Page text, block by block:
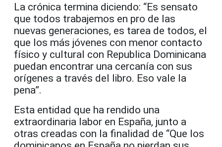
La crónica termina diciendo: “Es sensato
que todos trabajemos en pro de las
nuevas generaciones, es tarea de todos, el
que los más jóvenes con menor contacto
físico y cultural con Republica Dominicana
puedan encontrar una cercanía con sus
orígenes a través del libro. Eso vale la
pena”.
Esta entidad que ha rendido una
extraordinaria labor en España, junto a
otras creadas con la finalidad de “Que los